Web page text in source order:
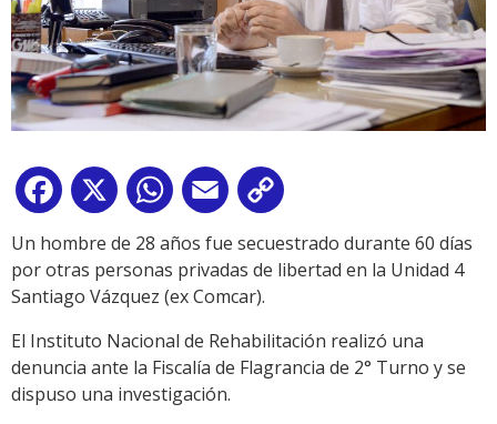
Facebook
X WhatsApp
Email
Link
Un hombre de 28 años fue secuestrado durante 60 días
por otras personas privadas de libertad en la Unidad 4
Santiago Vázquez (ex Comcar).
El Instituto Nacional de Rehabilitación realizó una
denuncia ante la Fiscalía de Flagrancia de 2° Turno y se
dispuso una investigación.